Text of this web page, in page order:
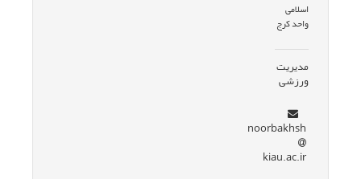
اسلامی
واحد کرج
مدیریت
ورزشی
noorbakhsh
kiau.ac.ir